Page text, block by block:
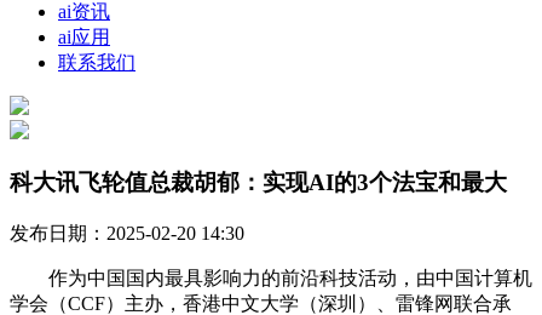
ai资讯
ai应用
联系我们
科大讯飞轮值总裁胡郁：实现AI的3个法宝和最大
发布日期：2025-02-20 14:30
作为中国国内最具影响力的前沿科技活动，由中国计算机
学会（CCF）主办，香港中文大学（深圳）、雷锋网联合承